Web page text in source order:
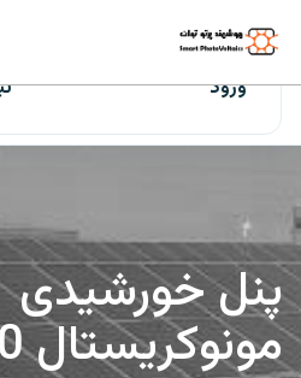
ایران‌سولار
ورود
پنل خورشیدی